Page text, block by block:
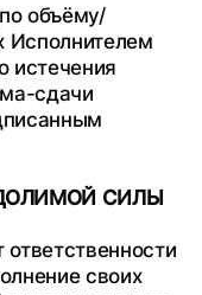
объёму/
Исполнителем
истечения
сдачи
СИЛЫ
своих